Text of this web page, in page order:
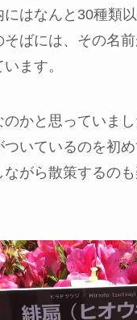
にはなんと30種類
ばには、その名
ます。
かと思っていま
いているのを初
がら散策するの